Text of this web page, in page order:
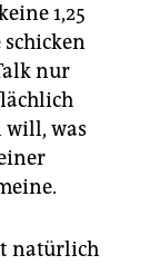
1,25
nur
will, was
natürlich